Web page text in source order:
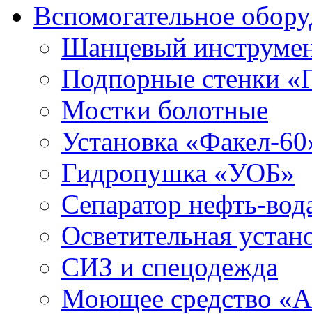
Вспомогательное
Шанцевый
Подпорные стенки
Мостки болотные
Установка «Факел-
Гидропушка «УОБ»
Сепаратор нефть-
Осветительная
СИЗ и спецодежда
Моющее средство